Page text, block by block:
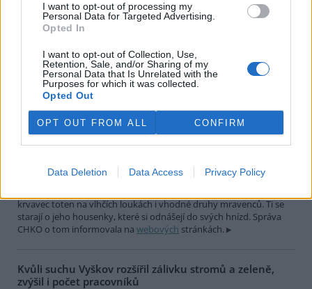
I want to opt-out of processing my
Personal Data for Targeted Advertising.
Opted In
I want to opt-out of Collection, Use,
Retention, Sale, and/or Sharing of my
Personal Data that Is Unrelated with the
Purposes for which it was collected.
Opted Out
OPT OUT FROM ALL CONFIRM
Data Deletion Data Access Privacy Policy
farmářům hrozí až 20 let
vězení, pokud bez souhlasu
čeká na podpis prezidenta Johna Mahamy.
Ochránci přírody našli v Moravském krasu vzácného
modráska očkovaného
4.8.2026 01:58 ( ČTK
modráska očkovaného. K
životu a rozmnožování
krvavec toten na vlhčích loukách i vhodné druhy mravenců. Ti se
starají o jeho housenky, které si odnášejí do svých hnízd. Správa
CHKO o tom informovala na webových stránkách.
Kvůli suchu Vyškov rozšířil zálivku stromů a zeleně,
zvýšil i počet pracovníků